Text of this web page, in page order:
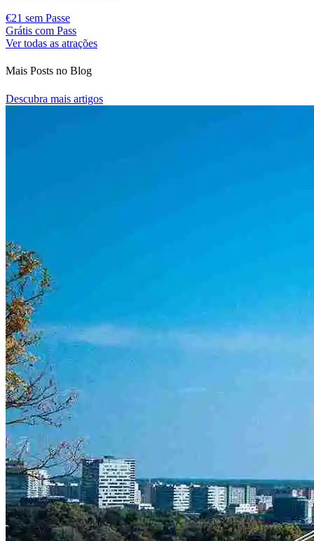
€21 sem Passe
Grátis com Pass
Ver todas as atrações
Mais Posts no Blog
Descubra mais artigos